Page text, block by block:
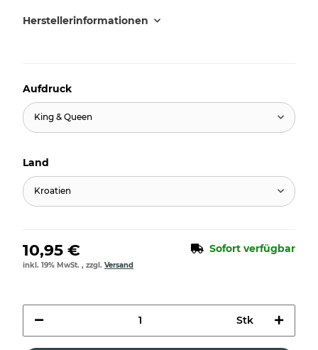
Herstellerinformationen
Aufdruck
King & Queen
Land
Kroatien
10,95 € Sofort verfügbar
inkl. 19% MwSt. , zzgl. Versand
Stk